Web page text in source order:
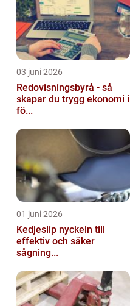
03 juni 2026
Redovisningsbyrå - så
skapar du trygg ekonomi i
fö...
01 juni 2026
Kedjeslip nyckeln till
effektiv och säker
sågning...